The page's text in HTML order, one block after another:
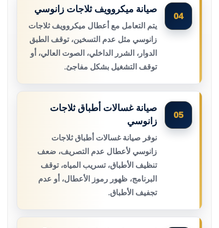
04
صيانة ميكروويف ثلاجات زانوسي
يتم التعامل مع أعطال ميكروويف ثلاجات
زانوسي مثل عدم التسخين، توقف الطبق
الدوار، الشرر الداخلي، الصوت العالي، أو
توقف التشغيل بشكل مفاجئ.
05
صيانة غسالات أطباق ثلاجات
زانوسي
نوفر صيانة غسالات أطباق ثلاجات
زانوسي لأعطال عدم التصريف، ضعف
تنظيف الأطباق، تسريب المياه، توقف
البرنامج، ظهور رموز الأعطال، أو عدم
تجفيف الأطباق.